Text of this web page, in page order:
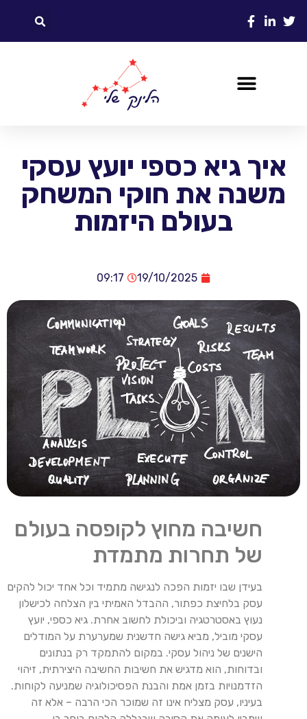
איך גיא כספי יועץ עסקי
משנה את חוקי המשחק
בעולם היזמות
19/10/2025
09:17
חשיבה מחוץ לקופסה בעולם
של תחרות מתמדת
בעידן שבו יזמות הפכה לנגישה מתמיד וכל אחד יכול להקים
עסק בלחיצת כפתור, ההבדל האמיתי בין הצלחה לכישלון
נעוץ באסטרטגיה וביכולת לחשוב אחרת. גיא כספי, יועץ
עסקי מוביל, מביא גישה חדשנית שמערערת על המודלים
הישנים של ניהול עסקי. במקום להתמקד רק בנתונים
ובדוחות, הוא מדגיש את חשיבות החשיבה היצירתית, זיהוי
הזדמנויות בזמן אמת והבנת הפסיכולוגיה שמניעה לקוחות.
בעיניו, עסק מצליח אינו זה שמוכר הכי הרבה – אלא זה